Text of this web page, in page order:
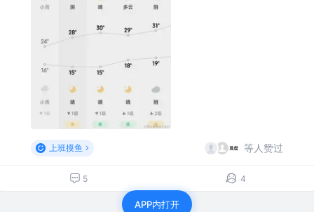
上班摸鱼 等人赞过
5 4
APP内打开